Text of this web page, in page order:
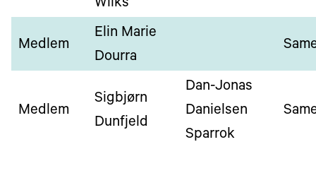
Wilks
Medlem
Elin Marie
Dourra
Medlem
Sigbjørn
Dunfjeld
Dan-Jonas
Danielsen
Sparrok